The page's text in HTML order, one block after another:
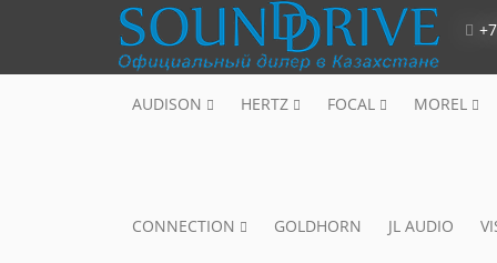
AUDISON HERTZ FOCAL MOREL
CONNECTION GOLDHORN JL AUDIO